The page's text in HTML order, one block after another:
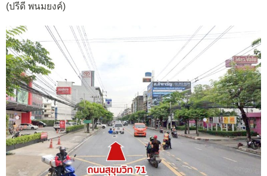
(ปรีดี พนมยงค์)